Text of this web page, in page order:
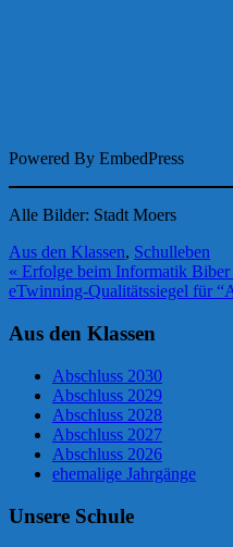
Powered By EmbedPress
Alle Bilder: Stadt Moers
Aus den Klassen, Schulleben
Beitragsnavigation
« Erfolge beim Informatik Biber
eTwinning-Qualitätssiegel für
Aus den Klassen
Abschluss 2030
Abschluss 2029
Abschluss 2028
Abschluss 2027
Abschluss 2026
ehemalige Jahrgänge
Unsere Schule